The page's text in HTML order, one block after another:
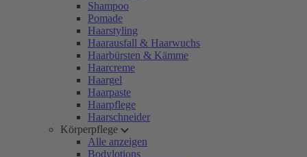
Shampoo
Pomade
Haarstyling
Haarausfall & Haarwuchs
Haarbürsten & Kämme
Haarcreme
Haargel
Haarpaste
Haarpflege
Haarschneider
Körperpflege
Alle anzeigen
Bodylotions